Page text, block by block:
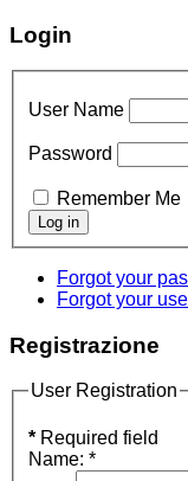
Login
User Name
Password
Remember Me
Forgot your
Forgot your
Registrazione
User Registration
* Required field
Name: *